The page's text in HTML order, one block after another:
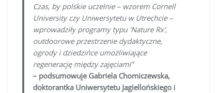
Czas, by polskie uczelnie – wzorem Cornell
University czy Uniwersytetu w Utrechcie –
wprowadziły programy typu 'Nature Rx’,
outdoorowe przestrzenie dydaktyczne,
ogrody i dziedzińce umożliwiające
regenerację między zajęciami”
– podsumowuje Gabriela Chomiczewska,
doktorantka Uniwersytetu Jagiellońskiego i